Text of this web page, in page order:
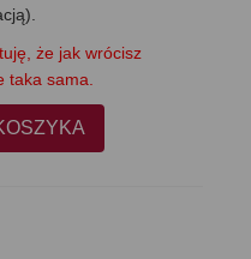
że jak wrócisz
taka sama.